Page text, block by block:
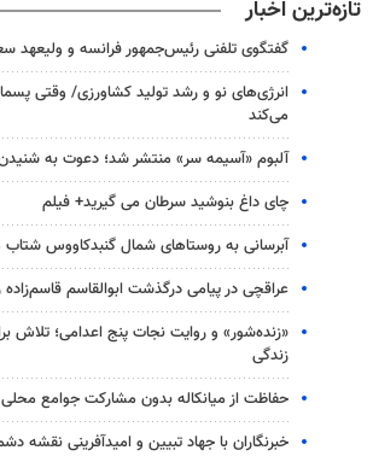
تازه‌ترین اخبار
گفتگوی تلفنی رئیس‌جمهور فرانسه و ولیعهد
انرژی‌های نو و رشد تولید کشاورزی/ وقتی
می‌کند
آلبوم «آسیمه سر» منتشر شد؛ دعوت به
چای داغ بنوشید سرطان می گیرید+ فیلم
آبرسانی به روستاهای شمال گنبدکاووس شتاب
عراقچی در پیامی درگذشت ابوالقاسم
«زنده‌شور» و روایت نجات پنج اعدامی؛
زندگی
حفاظت از میانکاله بدون مشارکت جوامع
خبرنگاران با جهاد تبیین و امیدآفرینی نقشه